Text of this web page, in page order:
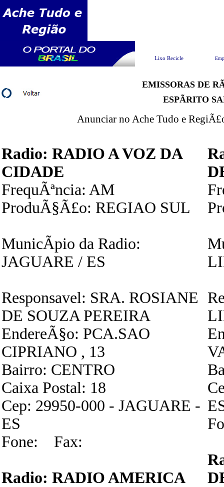
Lixo Recicle
EMISSORAS DE
ESPÃRITO
Anunciar no Ache Tudo e
Radio: RADIO A VOZ DA
CIDADE
FrequÃªncia: AM
ProduÃ§Ã£o: REGIAO SUL
MunicÃ­pio da Radio:
JAGUARE / ES
Responsavel: SRA. ROSIANE
DE SOUZA PEREIRA
EndereÃ§o: PCA.SAO
CIPRIANO , 13
Bairro: CENTRO
Caixa Postal: 18
Cep: 29950-000 - JAGUARE -
ES
Fone: Fax:
Radio: RADIO AMERICA